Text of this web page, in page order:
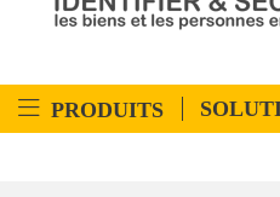
PRODUITS